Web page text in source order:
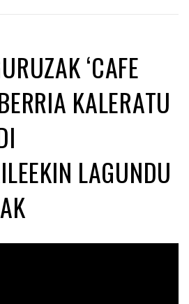
‘CAFE
KALERATU
LAGUNDU